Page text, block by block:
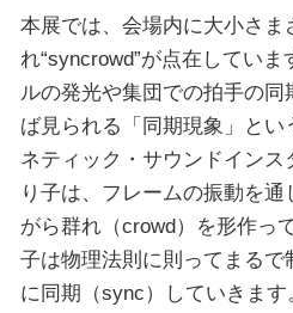
本展では、会場内に大小さ
れ“syncrowd”が点在していま
ルの発光や集団での拍手の
ば見られる「同期現象」と
ネティック・サウンドイン
り子は、フレームの振動を
がら群れ（crowd）を形作っ
子は物理法則に則ってまるで
に同期（sync）していきます